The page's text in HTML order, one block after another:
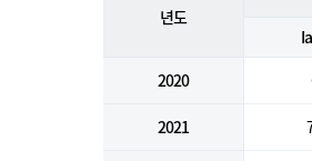
년도
2020
2021